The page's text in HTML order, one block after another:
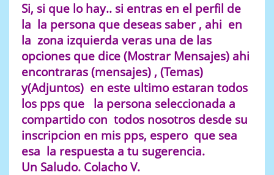
Si, si que lo hay.. si entras en el perfil de
la la persona que deseas saber , ahi en
la zona izquierda veras una de las
opciones que dice (Mostrar Mensajes) ahi
encontraras (mensajes) , (Temas)
y(Adjuntos) en este ultimo estaran todos
los pps que la persona seleccionada a
compartido con todos nosotros desde su
inscripcion en mis pps, espero que sea
esa la respuesta a tu sugerencia.
Un Saludo. Colacho V.